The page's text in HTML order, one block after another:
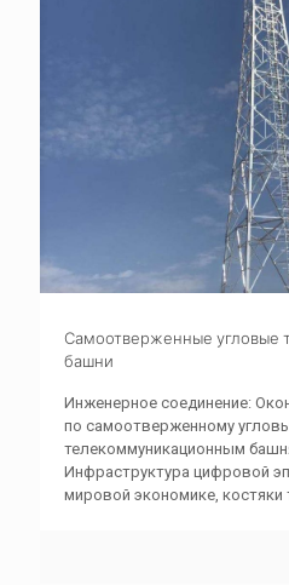
Самоотверженные угловые
башни
Инженерное соединение:
по самоотверженному
телекоммуникационным
Инфраструктура цифровой
мировой экономике, костяки